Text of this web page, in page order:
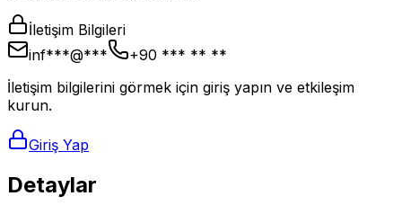
İletişim Bilgileri
inf***@***
+90 *** ** **
İletişim bilgilerini görmek için giriş yapın ve etkileşim
kurun.
Giriş Yap
Detaylar